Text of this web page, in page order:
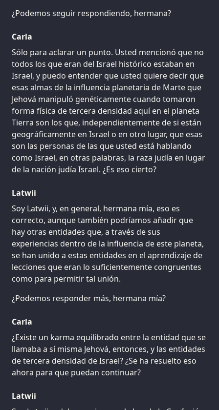
¿Podemos seguir respondiendo, hermana?
Carla
Sólo para aclarar un punto. Usted mencionó que no
todos los que eran del Israel histórico estaban en
Israel, y puedo entender que usted quiere decir que
esas almas de la influencia planetaria de Marte que
Jehová manipuló genéticamente cuando tomaron
forma física de tercera densidad aquí en el planeta
Tierra son los que, independientemente de si están
geográficamente en Israel o en otro lugar, que esas
son las personas de las que usted está hablando
como Israel, en otras palabras, la raza judía en lugar
de la nación judía Israel. ¿Es eso cierto?
Latwii
Soy Latwii, y, en general, hermana mía, eso es
correcto, aunque también podríamos añadir que
hay otras entidades que, a través de sus
experiencias dentro de la influencia de este planeta,
se han unido a estas entidades en el aprendizaje de
lecciones que eran lo suficientemente congruentes
como para permitir tal unión.
¿Podemos responder más, hermana mía?
Carla
¿Existe un karma equilibrado entre la entidad que se
llamaba a sí misma Jehová, entonces, y las entidades
de tercera densidad de Israel? ¿Se ha resuelto eso
ahora para que puedan continuar?
Latwii